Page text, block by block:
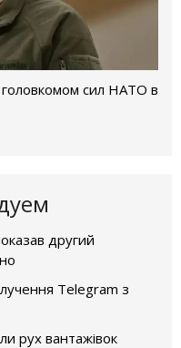
сил НАТО в
другий
Telegram з
рух вантажівок